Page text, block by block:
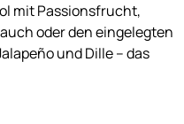
mit Passionsfrucht,
oder den eingelegten
und Dille – das